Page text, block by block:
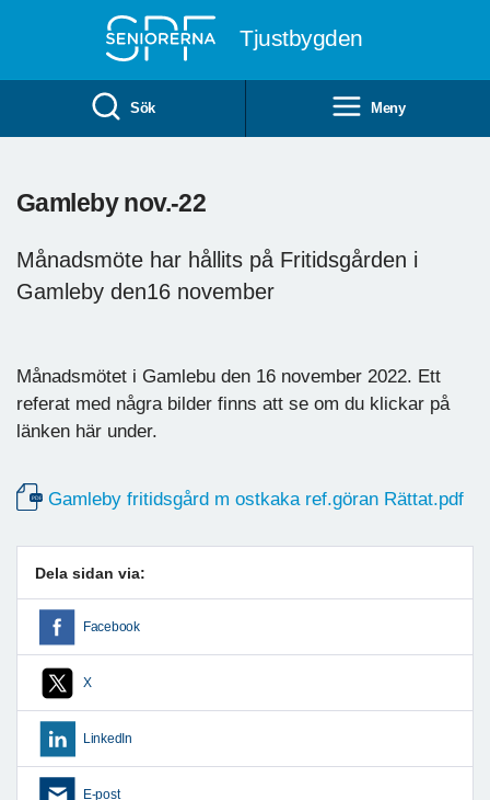
Tjustbygden
Sök Meny
Gamleby nov.-22
Månadsmöte har hållits på Fritidsgården i
Gamleby den16 november
Månadsmötet i Gamlebu den 16 november 2022. Ett
referat med några bilder finns att se om du klickar på
länken här under.
Gamleby fritidsgård m ostkaka ref.göran Rättat.pdf
Dela sidan via:
Facebook
X
LinkedIn
E-post